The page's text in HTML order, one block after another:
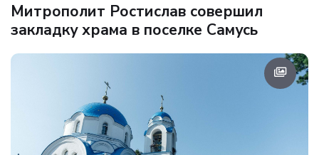
Митрополит Ростислав совершил
закладку храма в поселке Самусь